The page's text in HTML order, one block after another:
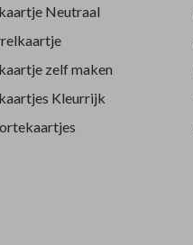
Neutraal
zelf maken
Kleurrijk